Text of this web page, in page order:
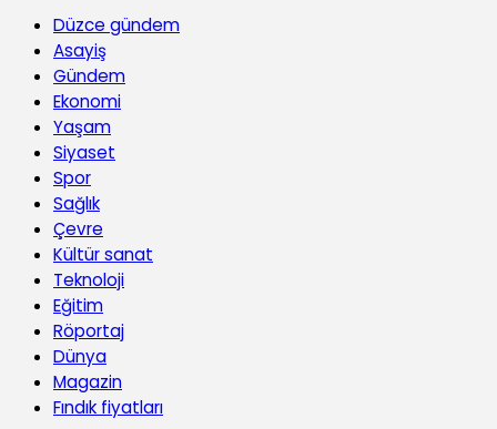
Düzce gündem
Asayiş
Gündem
Ekonomi
Yaşam
Siyaset
Spor
Sağlık
Çevre
Kültür sanat
Teknoloji
Eğitim
Röportaj
Dünya
Magazin
Fındık fiyatları